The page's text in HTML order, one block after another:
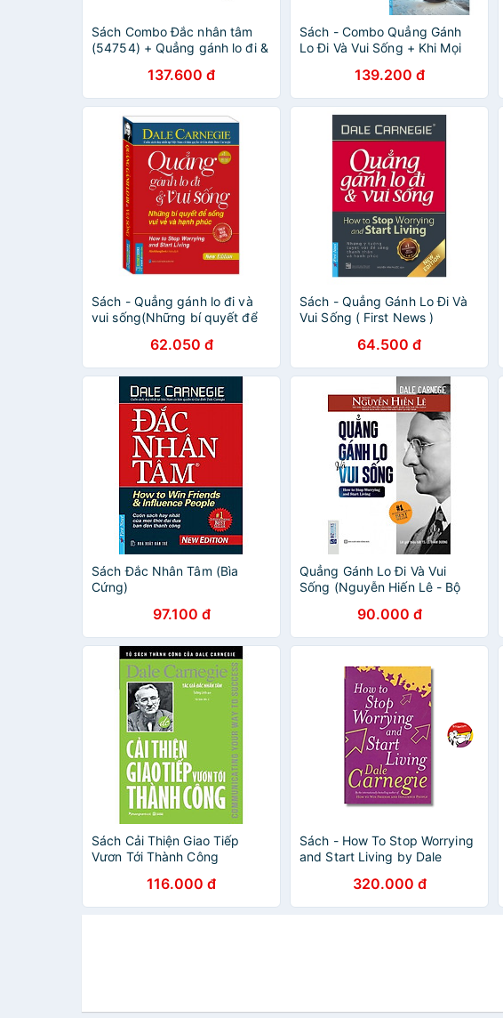
Sách Combo Đắc nhân tâm
(54754) + Quẳng gánh lo đi &
137.600 đ
Sách - Combo Quẳng Gánh
Lo Đi Và Vui Sống + Khi Mọi
139.200 đ
Sách - Quẳng gánh lo đi và
vui sống(Những bí quyết để
(bìa mềm)62.050 đ
Sách - Quẳng Gánh Lo Đi Và
Vui Sống ( First News )
64.500 đ
Sách Đắc Nhân Tâm (Bìa
Cứng)
97.100 đ
Quẳng Gánh Lo Đi Và Vui
Sống (Nguyễn Hiến Lê - Bộ
(Tặng kèm booksmark)
90.000 đ
Sách Cải Thiện Giao Tiếp
Vươn Tới Thành Công
116.000 đ
Sách - How To Stop Worrying
and Start Living by Dale
Help/Nonfiction/Psychology
320.000 đ